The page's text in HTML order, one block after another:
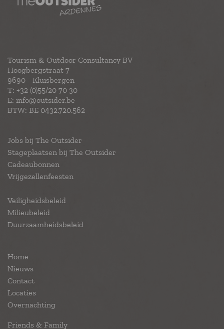
Tourism & Outdoor Consultancy BV
Hoogbergstraat 7
9690 - Kluisbergen
T: +32 (0)55/20 70 30
E: info@outsider.be
BTW: BE 0432.720.562
Jobs bij The Outsider
Stageplaatsen bij The Outsider
Cadeaubonnen
Vrijgezellenfeesten
Veiligheidsbeleid
Milieubeleid
Duurzaamheidsbeleid
Friends & Family
Home
Nieuws
Contact
Locaties
Overnachting